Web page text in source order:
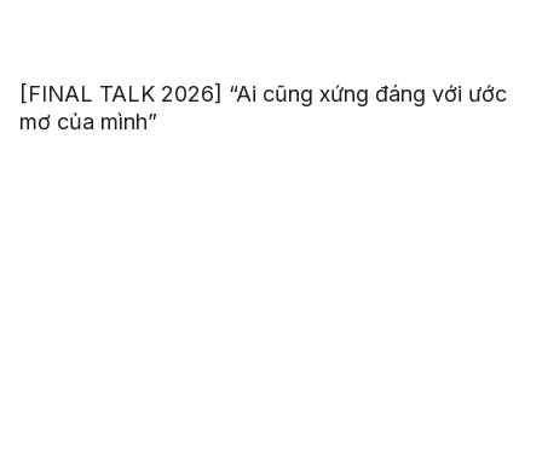
[FINAL TALK 2026] “Ai cũng xứng đáng với ước
mơ của mình”